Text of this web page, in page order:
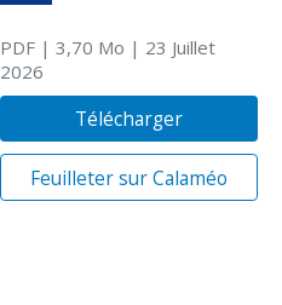
PDF| 3,70 Mo | 23 Juillet
2026
Télécharger
Feuilleter sur Calaméo